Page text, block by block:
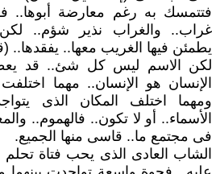
فتتمسك به رغم معارضة أبوها..
غراب.. والغراب نذير شؤم..
يطمئن فيها الغريب معها.. يفقدها..
لكن الاسم ليس كل شئ.. قد
الإنسان هو الإنسان.. مهما
ومهما اختلف المكان الذى
الأسماء.. أو لا تكون.. فالهموم..
فى مجتمع ما.. قاسى منها الجميع.
الشاب العادى الذى يحب فتاة تحلم